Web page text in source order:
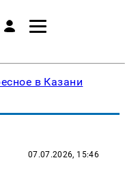
в Казани
07.07.2026, 15:46